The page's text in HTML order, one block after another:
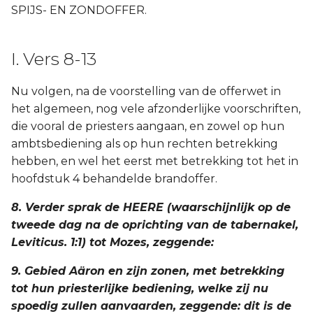
SPIJS- EN ZONDOFFER.
I. Vers 8-13
Nu volgen, na de voorstelling van de offerwet in
het algemeen, nog vele afzonderlijke voorschriften,
die vooral de priesters aangaan, en zowel op hun
ambtsbediening als op hun rechten betrekking
hebben, en wel het eerst met betrekking tot het in
hoofdstuk 4 behandelde brandoffer.
8. Verder sprak de HEERE (waarschijnlijk op de
tweede dag na de oprichting van de tabernakel,
Leviticus. 1:1) tot Mozes, zeggende:
9. Gebied Aäron en zijn zonen, met betrekking
tot hun priesterlijke bediening, welke zij nu
spoedig zullen aanvaarden, zeggende: dit is de